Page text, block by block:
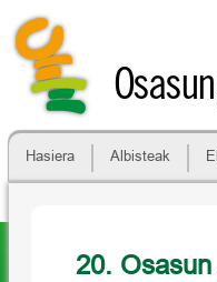
Hasiera Albisteak
20.